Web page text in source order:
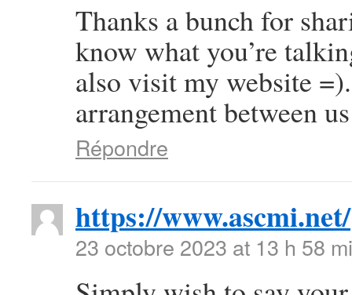
Thanks a bunch for
know what you’re
also visit my website
arrangement between
Répondre
https://www.ascmi.net/
23 octobre 2023 at 13 h 58